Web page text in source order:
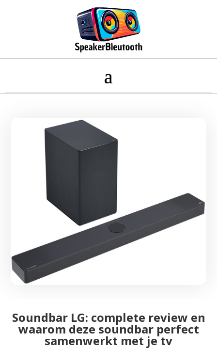
Soundbar LG: complete review en
waarom deze soundbar perfect
samenwerkt met je tv